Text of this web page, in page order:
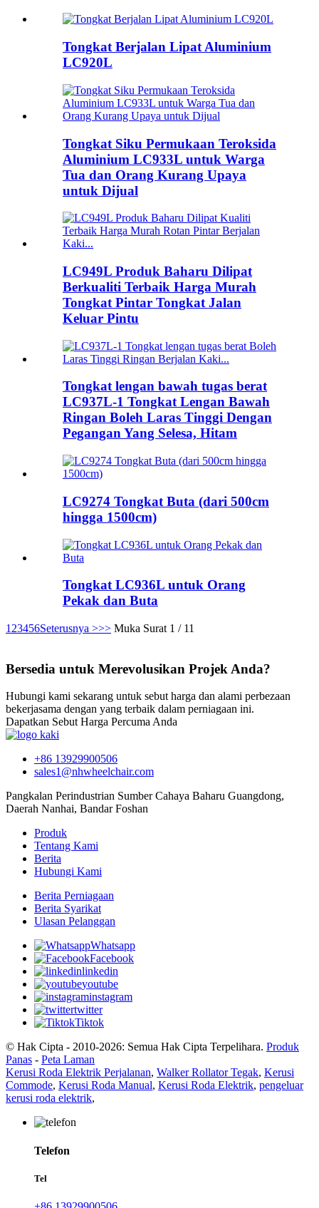
Tongkat Berjalan Lipat Aluminium
LC920L
Tongkat Siku Permukaan Teroksida
Aluminium LC933L untuk Warga
Tua dan Orang Kurang Upaya
untuk Dijual
LC949L Produk Baharu Dilipat
Berkualiti Terbaik Harga Murah
Tongkat Pintar Tongkat Jalan
Keluar Pintu
Tongkat lengan bawah tugas berat
LC937L-1 Tongkat Lengan Bawah
Ringan Boleh Laras Tinggi Dengan
Pegangan Yang Selesa, Hitam
LC9274 Tongkat Buta (dari 500cm
hingga 1500cm)
Tongkat LC936L untuk Orang
Pekak dan Buta
1 23456Seterusnya >>> Muka Surat 1 / 11
Bersedia untuk Merevolusikan Projek Anda?
Hubungi kami sekarang untuk sebut harga dan alami perbezaan
bekerjasama dengan yang terbaik dalam perniagaan ini.
Dapatkan Sebut Harga Percuma Anda
+86 13929900506
sales1@nhwheelchair.com
Pangkalan Perindustrian Sumber Cahaya Baharu Guangdong,
Daerah Nanhai, Bandar Foshan
Produk
Tentang Kami
Berita
Hubungi Kami
Berita Perniagaan
Berita Syarikat
Ulasan Pelanggan
Whatsapp
Facebook
linkedin
youtube
instagram
twitter
Tiktok
© Hak Cipta - 2010-2026: Semua Hak Cipta Terpelihara. Produk
Panas - Peta Laman
Kerusi Roda Elektrik Perjalanan, Walker Rollator Tegak, Kerusi
Commode, Kerusi Roda Manual, Kerusi Roda Elektrik, pengeluar
kerusi roda elektrik,
Telefon
Tel